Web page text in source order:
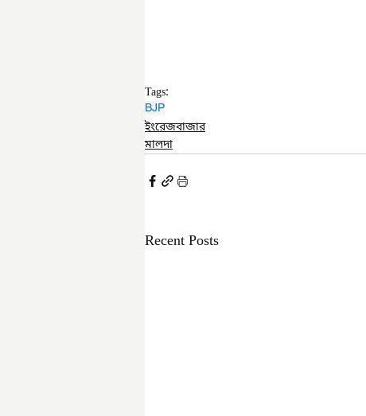
Tags:
BJP
ইংরেজবাজার
মালদা
Recent Posts